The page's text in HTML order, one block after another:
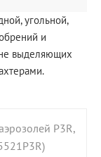
угольной,
и
выделяющих